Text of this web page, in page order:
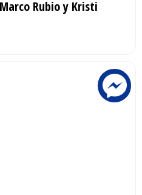
Rubio y Kristi